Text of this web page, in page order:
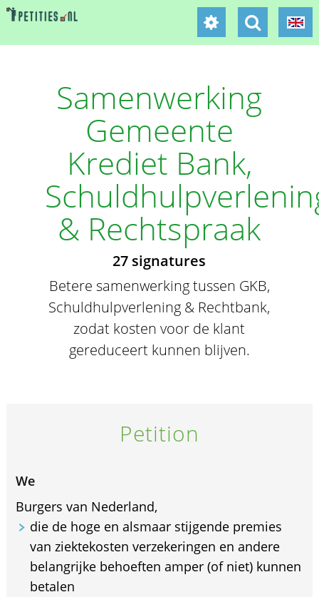
Samenwerking
Gemeente
Krediet Bank,
& Rechtspraak
27 signatures
Betere samenwerking tussen GKB,
Schuldhulpverlening & Rechtbank,
zodat kosten voor de klant
gereduceert kunnen blijven.
Petition
We
Burgers van Nederland,
die de hoge en alsmaar stijgende premies
van ziektekosten verzekeringen en andere
belangrijke behoeften amper (of niet) kunnen
betalen